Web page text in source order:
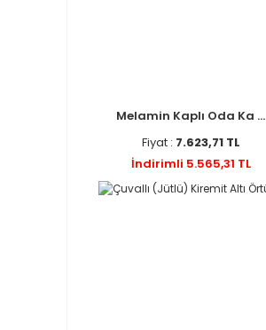
Melamin Kaplı Oda Ka ...
Fiyat : 7.623,71 TL
İndirimli 5.565,31 TL